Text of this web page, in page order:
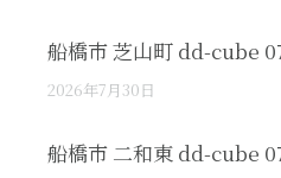
船橋市 芝山町 dd-cube
2026年7月30日
船橋市 二和東 dd-cube